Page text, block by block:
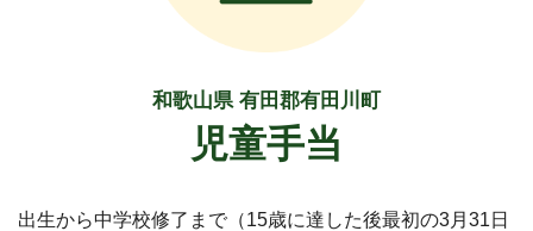
和歌山県 有田郡有田川町
児童手当
出生から中学校修了まで（15歳に達した後最初の3月31日